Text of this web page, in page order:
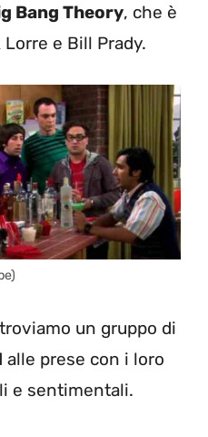
Bang Theory, che è
e Bill Prady.
un gruppo di
alle prese con i loro
e sentimentali.